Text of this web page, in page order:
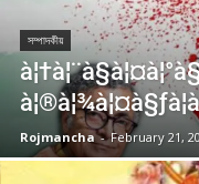
সম্পাদকীয়
Rojmancha - February 21,